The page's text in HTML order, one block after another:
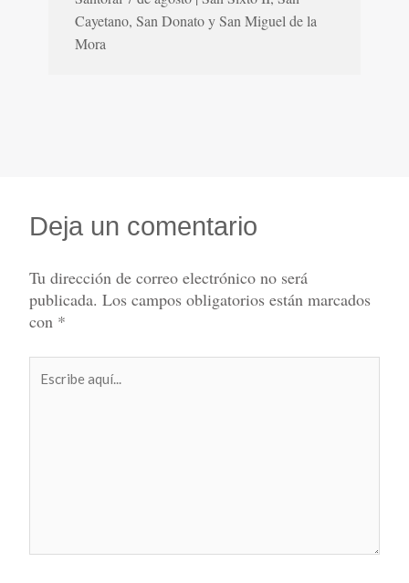
Cayetano, San Donato y San Miguel de la
Mora
Deja un comentario
Tu dirección de correo electrónico no será
publicada. Los campos obligatorios están marcados
con *
aquí...